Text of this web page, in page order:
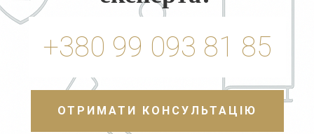
+380 99 093 81 85
ОТРИМАТИ КОНСУЛЬТАЦІЮ